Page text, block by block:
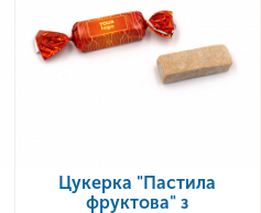
Цукерка "Пастила
фруктова" з